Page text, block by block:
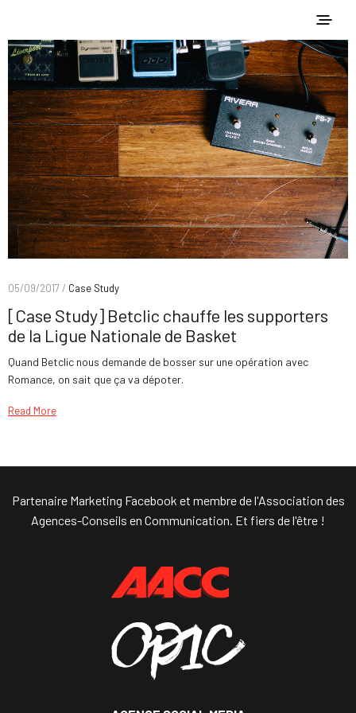
05/09/2017 / Case Study
[Case Study] Betclic chauffe les supporters
de la Ligue Nationale de Basket
Quand Betclic nous demande de bosser sur une opération avec
Romance, on sait que ça va dépoter.
Read More
Partenaire Marketing Facebook et membre de l'Association des
Agences-Conseils en Communication. Et fiers de l'être !